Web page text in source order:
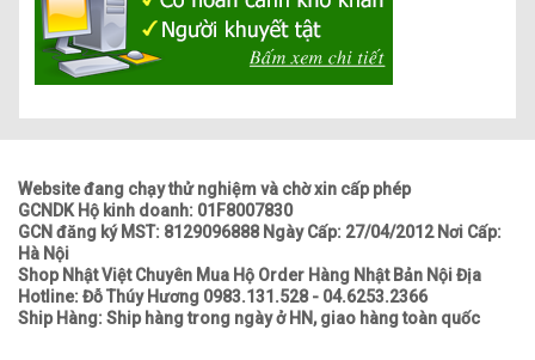
Website đang chạy thử nghiệm và chờ xin cấp phép
GCNDK Hộ kinh doanh: 01F8007830
GCN đăng ký MST: 8129096888 Ngày Cấp: 27/04/2012 Nơi Cấp:
Hà Nội
Shop Nhật Việt Chuyên Mua Hộ Order Hàng Nhật Bản Nội Địa
Hotline: Đỗ Thúy Hương 0983.131.528 - 04.6253.2366
Ship Hàng: Ship hàng trong ngày ở HN, giao hàng toàn quốc